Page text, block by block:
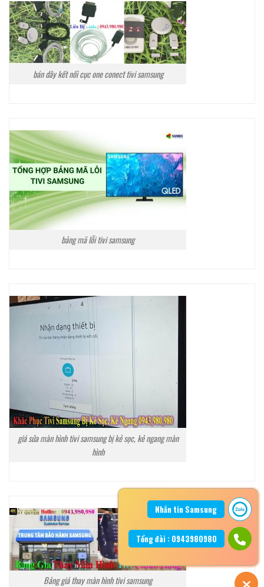
bán dây kết nối cục one conect tivi samsung
bảng mã lỗi tivi samsung
giá sửa màn hình tivi samsung bị kẻ sọc, kẻ ngang màn
hình
Bảng giá thay màn hình tivi samsung
Nhắn tin Samsung
Tổng đài : 0943980980